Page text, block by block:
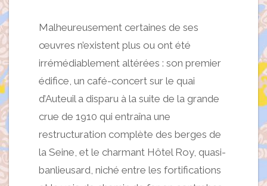
Malheureusement certaines de ses
œuvres n’existent plus ou ont été
irrémédiablement altérées : son premier
édifice, un café-concert sur le quai
d’Auteuil a disparu à la suite de la grande
crue de 1910 qui entraîna une
restructuration complète des berges de
la Seine, et le charmant Hôtel Roy, quasi-
banlieusard, niché entre les fortifications